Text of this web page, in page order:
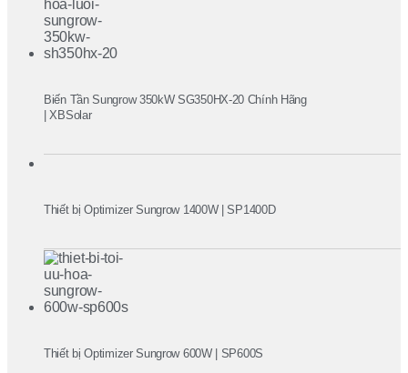
Biến Tần Sungrow 350kW SG350HX-20 Chính Hãng
| XBSolar
Thiết bị Optimizer Sungrow 1400W | SP1400D
Thiết bị Optimizer Sungrow 600W | SP600S